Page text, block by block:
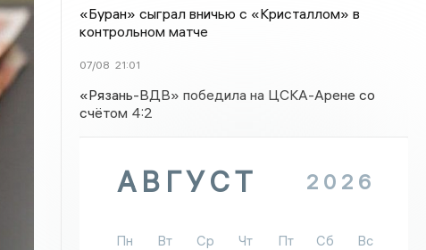
«Буран» сыграл вничью с «Кристаллом» в
контрольном матче
07/08 21:01
«Рязань-ВДВ» победила на ЦСКА-Арене со
счётом 4:2
АВГУСТ 2026
Пн Вт Ср Чт Пт Сб
Вс